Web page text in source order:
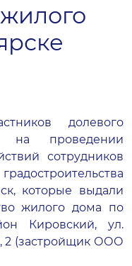
долевого
на проведении
сотрудников
которые выдали
жилого дома по
Кировский, ул.
2 (застройщик ООО